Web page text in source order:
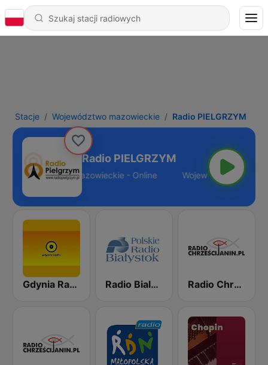
Stacje Województwo mazowieckie Radio PIELGRZYM
Radio PIELGRZYM
Województwo mazowieckie - Online
Gdynia Radio Radio Bialystok Radio Chrześcijanin - Instrumentalna